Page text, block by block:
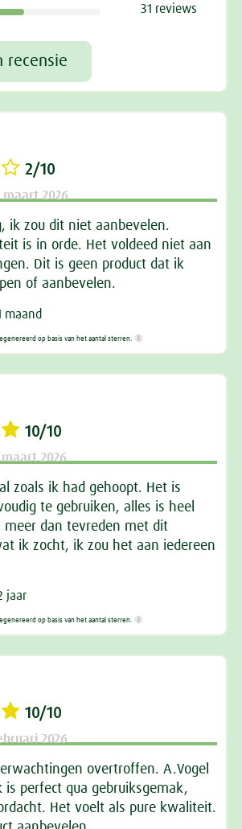
31 reviews
recensie
2/10
maart 2026
ik zou dit niet aanbevelen.
is in orde. Het voldeed niet aan
Dit is geen product dat ik
of aanbevelen.
maand
op basis van het aantal sterren.
10/10
maart 2026
zoals ik had gehoopt. Het is
te gebruiken, alles is heel
meer dan tevreden met dit
ik zocht, ik zou het aan iedereen
jaar
op basis van het aantal sterren.
10/10
2026
overtroffen. A.Vogel
is perfect qua gebruiksgemak,
Het voelt als pure kwaliteit.